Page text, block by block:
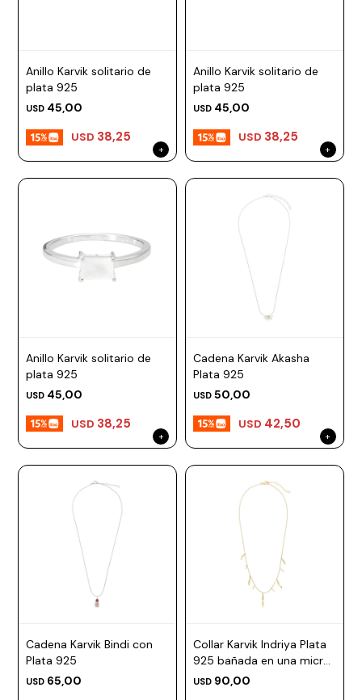
Anillo Karvik solitario de
plata 925
USD 45,00
USD 38,25
Anillo Karvik solitario de
plata 925
USD 45,00
USD 38,25
Anillo Karvik solitario de
plata 925
USD 45,00
USD 38,25
Cadena Karvik Akasha
Plata 925
USD 50,00
USD 42,50
Cadena Karvik Bindi con
Plata 925
USD 65,00
Collar Karvik Indriya Plata
925 bañada en una micra
de oro 18k
USD 90,00